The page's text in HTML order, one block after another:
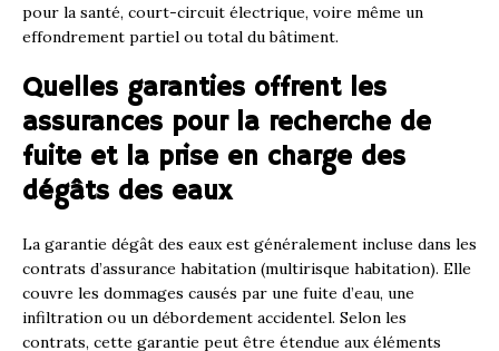
pour la santé, court-circuit électrique, voire même un
effondrement partiel ou total du bâtiment.
Quelles garanties offrent les
assurances pour la recherche de
fuite et la prise en charge des
dégâts des eaux
La garantie dégât des eaux est généralement incluse dans les
contrats d’assurance habitation (multirisque habitation). Elle
couvre les dommages causés par une fuite d’eau, une
infiltration ou un débordement accidentel. Selon les
contrats, cette garantie peut être étendue aux éléments